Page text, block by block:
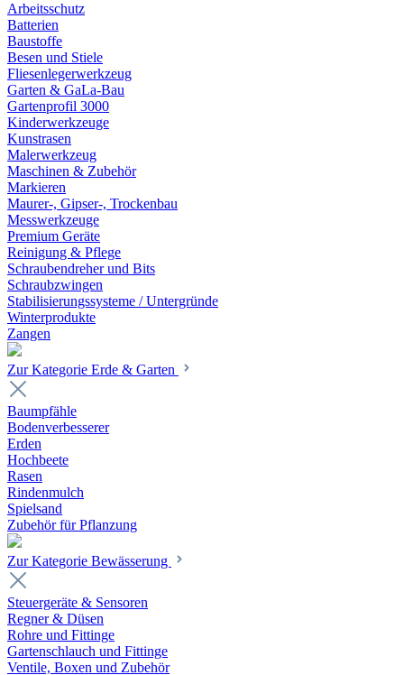
Arbeitsschutz
Batterien
Baustoffe
Besen und Stiele
Fliesenlegerwerkzeug
Garten & GaLa-Bau
Gartenprofil 3000
Kinderwerkzeuge
Kunstrasen
Malerwerkzeug
Maschinen & Zubehör
Markieren
Maurer-, Gipser-, Trockenbau
Messwerkzeuge
Premium Geräte
Reinigung & Pflege
Schraubendreher und Bits
Schraubzwingen
Stabilisierungssysteme / Untergründe
Winterprodukte
Zangen
Zur Kategorie Erde & Garten
Baumpfähle
Bodenverbesserer
Erden
Hochbeete
Rasen
Rindenmulch
Spielsand
Zubehör für Pflanzung
Zur Kategorie Bewässerung
Steuergeräte & Sensoren
Regner & Düsen
Rohre und Fittinge
Gartenschlauch und Fittinge
Ventile, Boxen und Zubehör